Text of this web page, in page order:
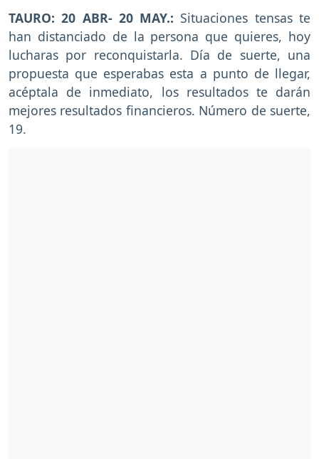
TAURO: 20 ABR- 20 MAY.: Situaciones tensas te
han distanciado de la persona que quieres, hoy
lucharas por reconquistarla. Día de suerte, una
propuesta que esperabas esta a punto de llegar,
acéptala de inmediato, los resultados te darán
mejores resultados financieros. Número de suerte,
19.